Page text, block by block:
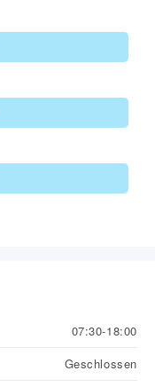
07:30-18:00
Geschlossen